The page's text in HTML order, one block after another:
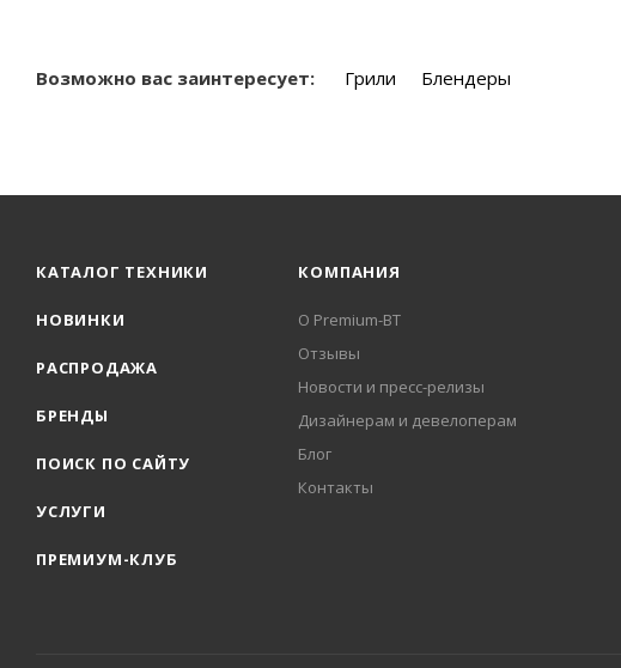
Возможно вас заинтересует: Грили Блендеры
КАТАЛОГ ТЕХНИКИ
НОВИНКИ
РАСПРОДАЖА
БРЕНДЫ
ПОИСК ПО САЙТУ
УСЛУГИ
ПРЕМИУМ-КЛУБ
КОМПАНИЯ
О Premium-BT
Отзывы
Новости и пресс-релизы
Дизайнерам и девелоперам
Блог
Контакты